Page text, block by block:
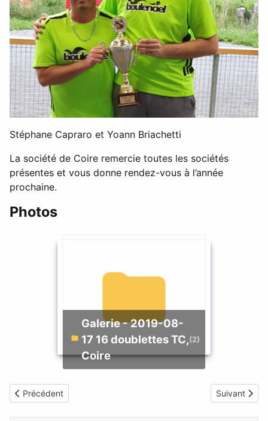
Stéphane Capraro et Yoann Briachetti
La société de Coire remercie toutes les sociétés
présentes et vous donne rendez-vous à l’année
prochaine.
Photos
Galerie - 2019-08-
17 16 doublettes TC,
Coire
(2)
Article précédent : Résultat du Mémorial Zanatta du 24 août
Précédent Article
Suivant